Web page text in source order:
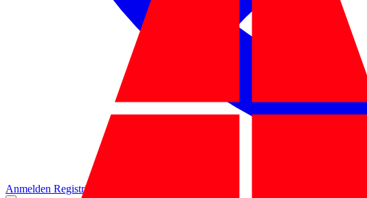
Anmelden Registrierung